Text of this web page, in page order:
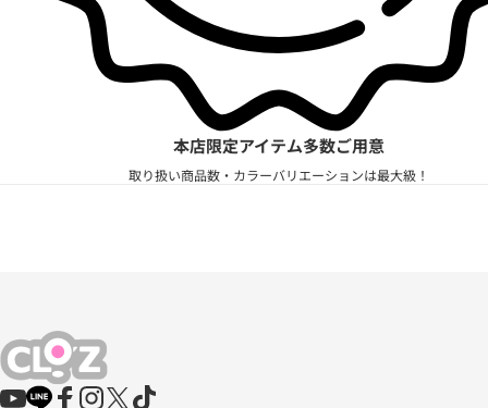
本店限定アイテム多数ご用意
取り扱い商品数・カラーバリエーションは最大級！
CLO'Z｜クロッツ公式